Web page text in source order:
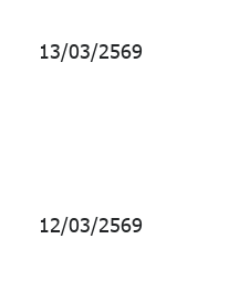
13/03/2569
12/03/2569